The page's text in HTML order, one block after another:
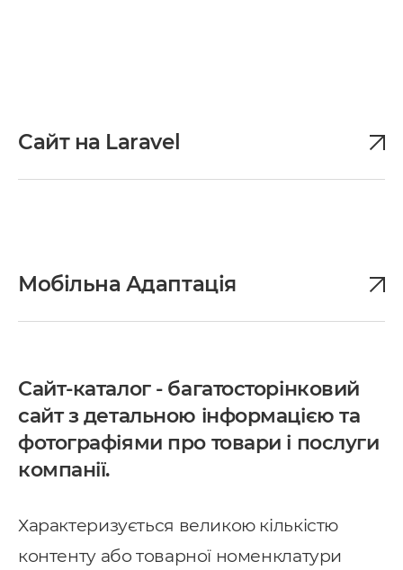
Сайт на Laravel
Мобільна Адаптація
Сайт-каталог - багатосторінковий
сайт з детальною інформацією та
фотографіями про товари і послуги
компанії.
Характеризується великою кількістю
контенту або товарної номенклатури